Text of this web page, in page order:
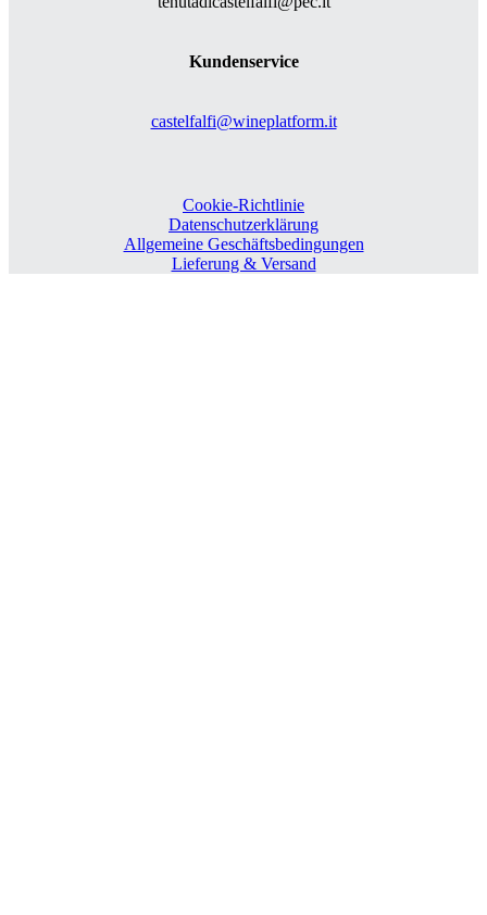
Kundenservice
castelfalfi@wineplatform.it
Cookie-Richtlinie
Datenschutzerklärung
Allgemeine Geschäftsbedingungen
Lieferung & Versand